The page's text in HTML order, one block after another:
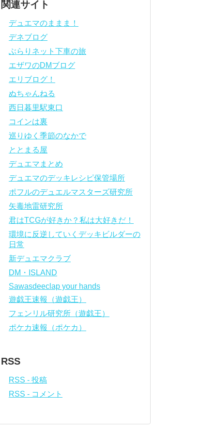
関連サイト
デュエマのままま！
デネブログ
ぶらりネット下車の旅
エザワのDMブログ
エリブログ！
ぬちゃんねる
西日暮里駅東口
コインは裏
巡りゆく季節のなかで
ととまる屋
デュエマまとめ
デュエマのデッキレシピ保管場所
ポフルのデュエルマスターズ研究所
矢毒地雷研究所
君はTCGが好きか？私は大好きだ！
環境に反逆していくデッキビルダーの
日常
新デュエマクラブ
DM・ISLAND
Sawasdeeclap your hands
遊戯王速報（遊戯王）
フェンリル研究所（遊戯王）
ポケカ速報（ポケカ）
RSS
RSS - 投稿
RSS - コメント